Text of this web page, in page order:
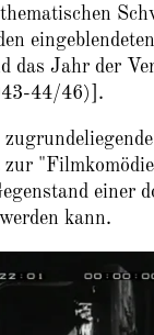
das Jahr der
44/46)].
einer
kann.